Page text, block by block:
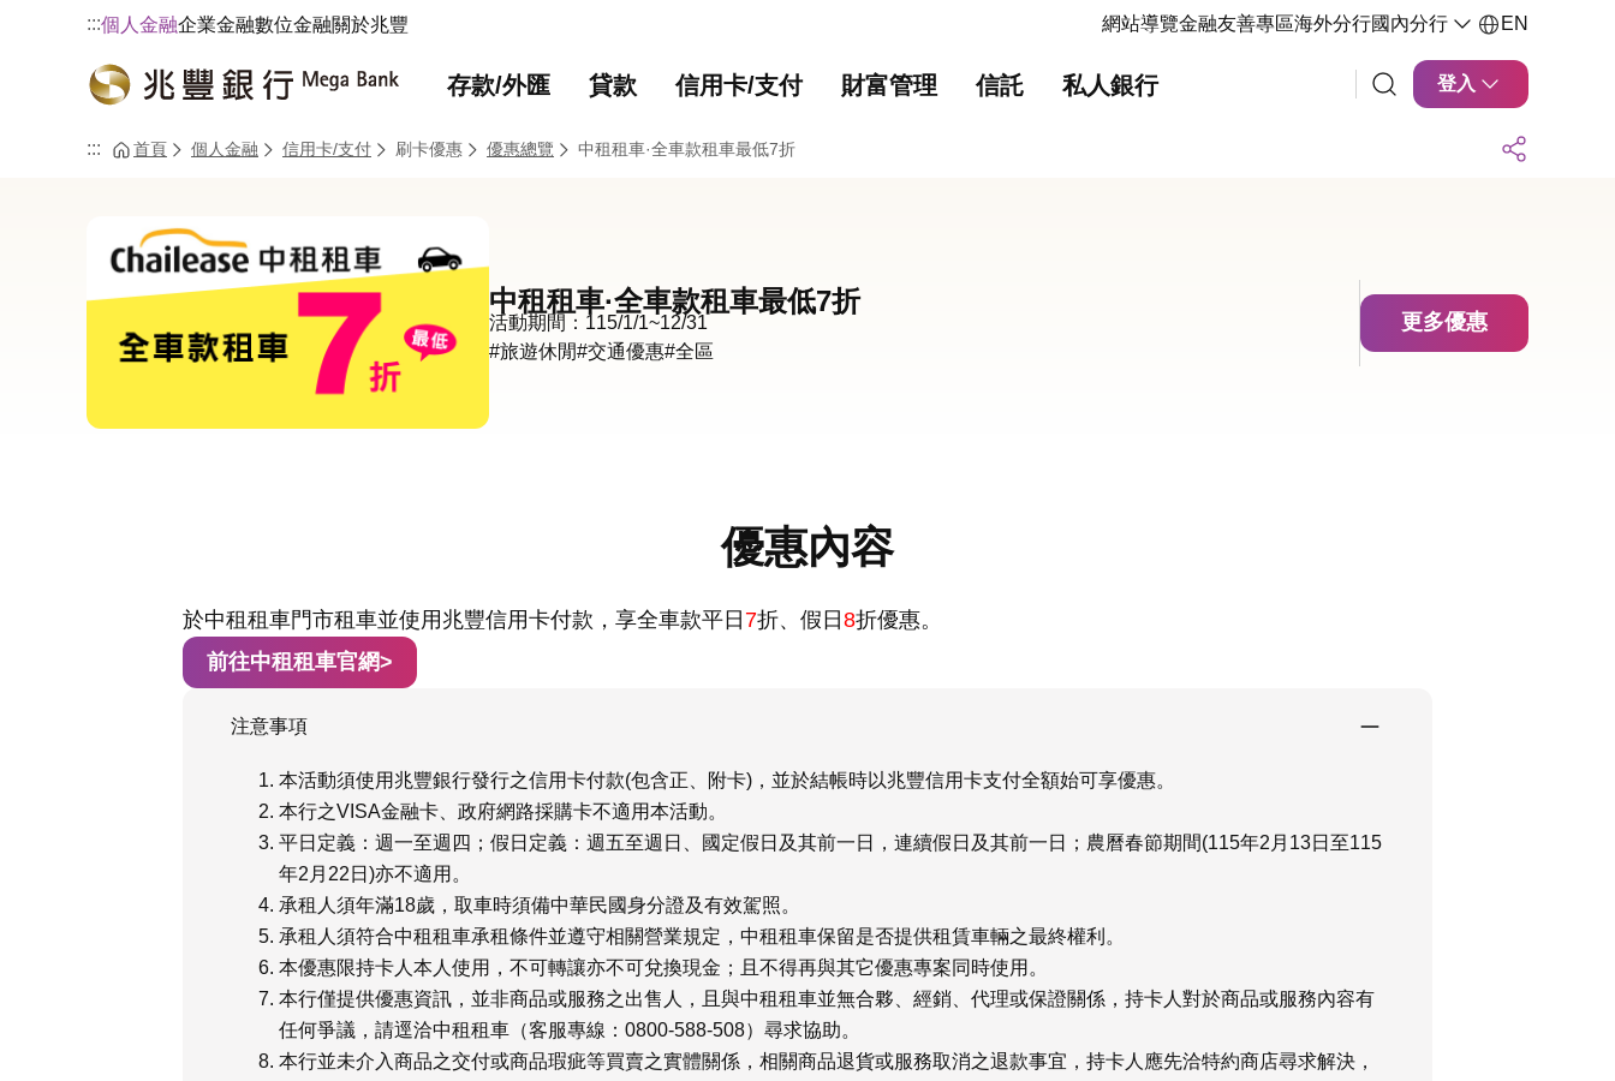
:::個人金融企業金融數位金融關於兆豐 網站導覽金融友善專區海外分行國內分行 EN
存款/外匯 貸款 信用卡/支付 財富管理 信託 私人銀行 登入
::: 首頁 個人金融 信用卡/支付 刷卡優惠 優惠總覽 中租租車·全車款租車最低7折
中租租車·全車款租車最低7折
活動期間：115/1/1~12/31
#旅遊休閒#交通優惠#全區
更多優惠
優惠內容
於中租租車門市租車並使用兆豐信用卡付款，享全車款平日 7折、假日 8折優惠。
前往中租租車官網>
注意事項
本活動須使用兆豐銀行發行之信用卡付款(包含正、附卡) ，並於結帳時以兆豐信用卡支付全額始可享優惠。
本行之VISA金融卡、政府網路採購卡不適用本活動。
平日定義：週一至週四；假日定義：週五至週日、國定假日及其前一日，連續假日及其前一日；農曆春節期間(115年2 月 13日至115
年2 月 22 日 )亦不適用。
承租人須年滿18歲，取車時須備中華民國身分證及有效駕照。
承租人須符合中租租車承租條件並遵守相關營業規定，中租租車保留是否提供租賃車輛之最終權利。
本優惠限持卡人本人使用，不可轉讓亦不可兌換現金；且不得再與其它優惠專案同時使用。
本行僅提供優惠資訊，並非商品或服務之出售人，且與中租租車並無合夥、經銷、代理或保證關係，持卡人對於商品或服務內容有
任何爭議，請逕洽中租租車（客服專線： 0800-588-508）尋求協助。
本行並未介入商品之交付或商品瑕疵等買賣之實體關係，相關商品退貨或服務取消之退款事宜，持卡人應先洽特約商店尋求解決，